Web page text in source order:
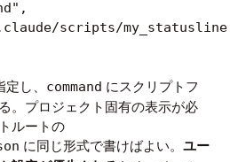
scripts/
定し、 command にスクリプトフ
。プロジェクト固有の表示が必
ルートの
に同じ形式で書けばよい。ユー